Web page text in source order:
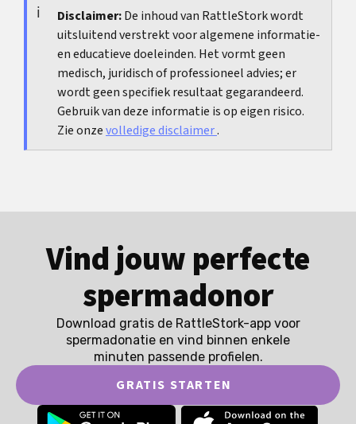
consequentie en te weinig bereidheid om echt
samen te werken.
Disclaimer:De inhoud van RattleStork wordt
uitsluitend verstrekt voor algemene informatie-
en educatieve doeleinden. Het vormt geen
medisch, juridisch of professioneel advies; er
wordt geen specifiek resultaat gegarandeerd.
Gebruik van deze informatie is op eigen risico.
Zie onzevolledige disclaimer.
Vind jouw perfecte
spermadonor
Download gratis de RattleStork-app voor
spermadonatie en vind binnen enkele
minuten passende profielen.
GRATIS STARTEN